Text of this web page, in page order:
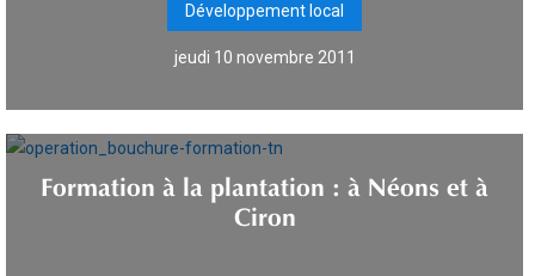
Développement local
jeudi 10 novembre 2011
Formation à la plantation : à Néons et à
Ciron